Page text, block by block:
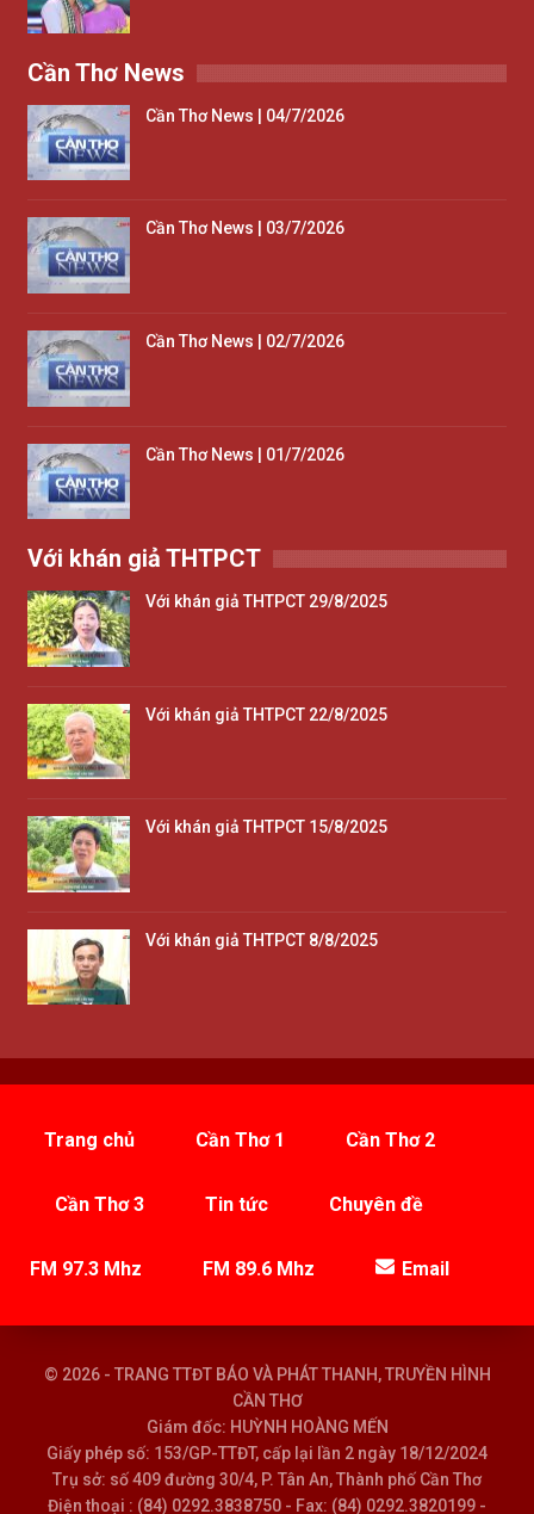
Cần Thơ News
Cần Thơ News | 04/7/2026
Cần Thơ News | 03/7/2026
Cần Thơ News | 02/7/2026
Cần Thơ News | 01/7/2026
Với khán giả THTPCT
Với khán giả THTPCT 29/8/2025
Với khán giả THTPCT 22/8/2025
Với khán giả THTPCT 15/8/2025
Với khán giả THTPCT 8/8/2025
Trang chủ Cần Thơ 1 Cần Thơ 2
Cần Thơ 3 Tin tức Chuyên đề
FM 97.3 Mhz FM 89.6 Mhz Email
© 2026 - TRANG TTĐT BÁO VÀ PHÁT THANH, TRUYỀN HÌNH
CẦN THƠ
Giám đốc: HUỲNH HOÀNG MẾN
Giấy phép số: 153/GP-TTĐT, cấp lại lần 2 ngày 18/12/2024
Trụ sở: số 409 đường 30/4, P. Tân An, Thành phố Cần Thơ
Điện thoại : (84) 0292.3838750 - Fax: (84) 0292.3820199 -